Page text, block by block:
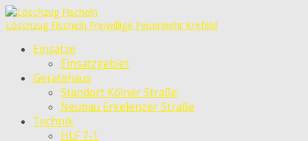
Löschzug Fischeln Freiwillige Feuerwehr Krefeld
Einsätze
Einsatzgebiet
Gerätehaus
Standort Kölner Straße
Neubau Erkelenzer Straße
Technik
HLF 7-1